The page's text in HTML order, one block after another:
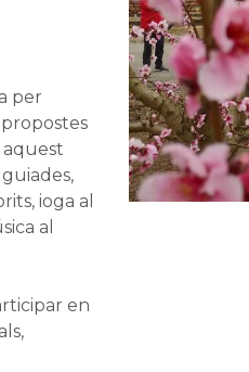
per
ioga al
al
en